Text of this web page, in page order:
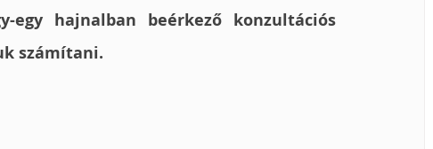
egy hajnalban beérkező konzultációs
számítani.